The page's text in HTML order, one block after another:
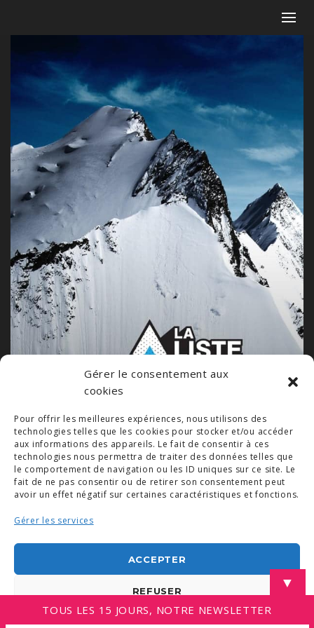
Gérer le consentement aux
cookies
Pour offrir les meilleures expériences, nous utilisons des
technologies telles que les cookies pour stocker et/ou accéder
aux informations des appareils. Le fait de consentir à ces
technologies nous permettra de traiter des données telles que
le comportement de navigation ou les ID uniques sur ce site. Le
fait de ne pas consentir ou de retirer son consentement peut
avoir un effet négatif sur certaines caractéristiques et fonctions.
Gérer les services
ACCEPTER
REFUSER
VOIR LES PRÉFÉRENCES
© COPYRIGHT 2019. DEMAIN -
-CONDITIONS GÉNÉRALES
▼
TOUS LES 15 JOURS, NOTRE NEWSLETTER